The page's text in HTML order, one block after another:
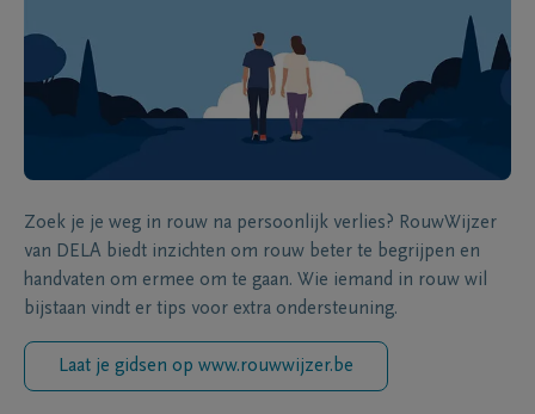
Zoek je je weg in rouw na persoonlijk verlies? RouwWijzer
van DELA biedt inzichten om rouw beter te begrijpen en
handvaten om ermee om te gaan. Wie iemand in rouw wil
bijstaan vindt er tips voor extra ondersteuning.
Laat je gidsen op www.rouwwijzer.be